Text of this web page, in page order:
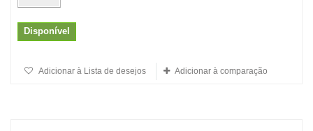
Disponível
Adicionar à Lista de desejos Adicionar à comparação